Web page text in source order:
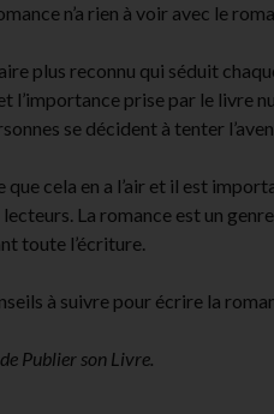
n’a rien à voir avec le
plus reconnu qui séduit
l’importance prise par le livre
se décident à tenter
que cela en a l’air et il est
La romance est un genre
toute l’écriture.
à suivre pour écrire la
de Publier son Livre.